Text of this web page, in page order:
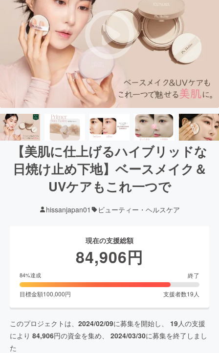
【美肌に仕上げるハイブリッドな
日焼け止め下地】ベースメイク＆
UVケアもこれ一つで
hissanjapan01 ビューティー・ヘルスケア
現在の支援総額
84,906円
84%達成 終了
目標金額100,000円 支援者数19 人
このプロジェクトは、 2024/02/09に募集を開始し、 19人の支援
により 84,906円の資金を集め、 2024/03/30に募集を終了しまし
た